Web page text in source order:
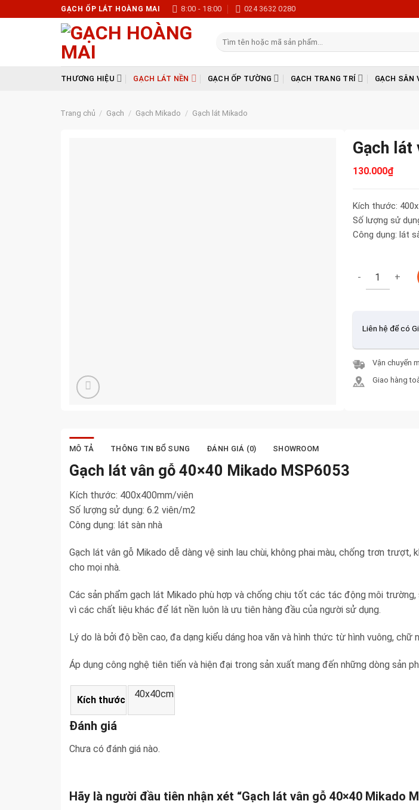
to
GẠCH ỐP LÁT HOÀNG MAI 8:00 - 18:00 024 3632 0280
Tìm
THƯƠNG HIỆU GẠCH LÁT NỀN GẠCH ỐP TƯỜNG GẠCH TRANG TRÍ GẠCH SÂN
Trang chủ / Gạch / Gạch Mikado / Gạch lát Mikado
Gạch lát
130.000₫
Kích thước:
Số lượng sử
Công dụng: lát
Gạch lát vân
Liên hệ để có
Vận chuyển
Giao hàng
MÔ TẢ THÔNG TIN BỔ SUNG ĐÁNH GIÁ (0) SHOWROOM
Gạch lát vân gỗ 40×40 Mikado MSP6053
Kích thước: 400x400mm/viên
Số lượng sử dụng: 6.2 viên/m2
Công dụng: lát sàn nhà
Gạch lát vân gỗ Mikado dễ dàng vệ sinh lau chùi, không phai màu, chống trơn
cho mọi nhà.
Các sản phẩm gạch lát Mikado phù hợp và chống chịu tốt các tác động môi
vì các chất liệu khác để lát nền luôn là ưu tiên hàng đầu của người sử dụng.
Lý do là bởi độ bền cao, đa dạng kiểu dáng hoa văn và hình thức từ hình vuông, chữ
Áp dụng công nghệ tiên tiến và hiện đại trong sản xuất mang đến những dòng sản
Kích thước
40x40cm
Đánh giá
Chưa có đánh giá nào.
Hãy là người đầu tiên nhận xét “Gạch lát vân gỗ 40×40 Mikado